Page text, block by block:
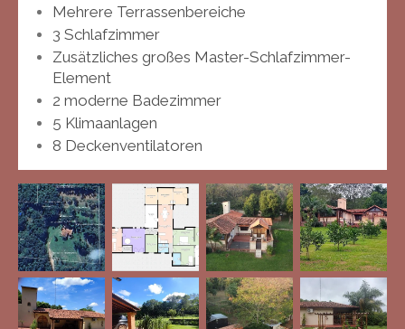
Mehrere Terrassenbereiche
3 Schlafzimmer
Zusätzliches großes Master-Schlafzimmer-
Element
2 moderne Badezimmer
5 Klimaanlagen
8 Deckenventilatoren